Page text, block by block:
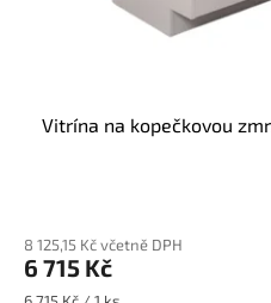
Vitrína na kopečkovou
8 125,15 Kč včetně DPH
6 715 Kč
Měrná